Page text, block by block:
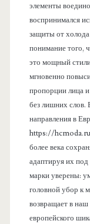
элементы
воспринимался
защиты от холода
понимание того,
это мощный
мгновенно
пропорции лица и
без лишних слов.
направления в
https://
более века
адаптируя их
марки уверены:
головной убор к
возвращает в
европейского